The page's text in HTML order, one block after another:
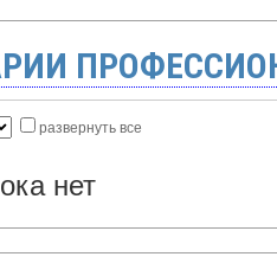
развернуть все
нет